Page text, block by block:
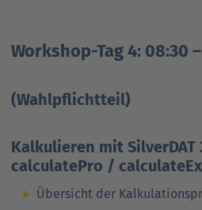
Workshop-Tag 4: 08:30
(Wahlpflichtteil)
Kalkulieren mit SilverDAT
calculatePro /
Übersicht der